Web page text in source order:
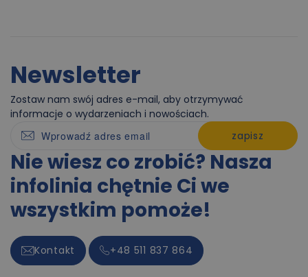
Newsletter
Zostaw nam swój adres e-mail, aby otrzymywać
informacje o wydarzeniach i nowościach.
zapisz
Nie wiesz co zrobić? Nasza
infolinia chętnie Ci we
wszystkim pomoże!
Kontakt +48 511 837 864